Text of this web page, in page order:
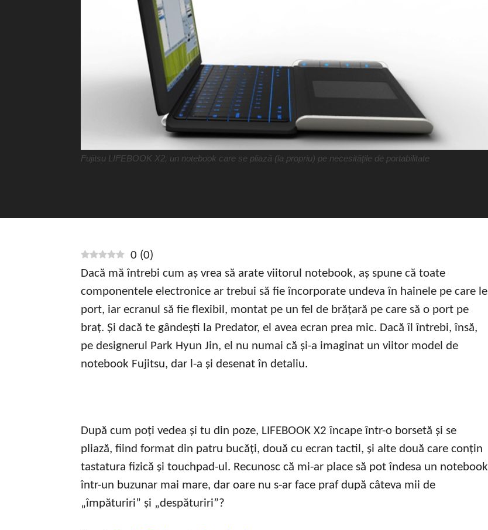
Fujitsu LIFEBOOK X2, un notebook care se pliază (la propriu) pe necesitățile de portabilitate
0 (0)
Dacă mă întrebi cum aș vrea să arate viitorul notebook, aș spune că toate
componentele electronice ar trebui să fie încorporate undeva în hainele pe care le
port, iar ecranul să fie flexibil, montat pe un fel de brățară pe care să o port pe
braț. Și dacă te gândești la Predator, el avea ecran prea mic. Dacă îl întrebi, însă,
pe designerul Park Hyun Jin, el nu numai că și-a imaginat un viitor model de
notebook Fujitsu, dar l-a și desenat în detaliu.
După cum poți vedea și tu din poze, LIFEBOOK X2 încape într-o borsetă și se
pliază, fiind format din patru bucăți, două cu ecran tactil, și alte două care conțin
tastatura fizică și touchpad-ul. Recunosc că mi-ar place să pot îndesa un notebook
într-un buzunar mai mare, dar oare nu s-ar face praf după câteva mii de
„împăturiri” și „despăturiri”?